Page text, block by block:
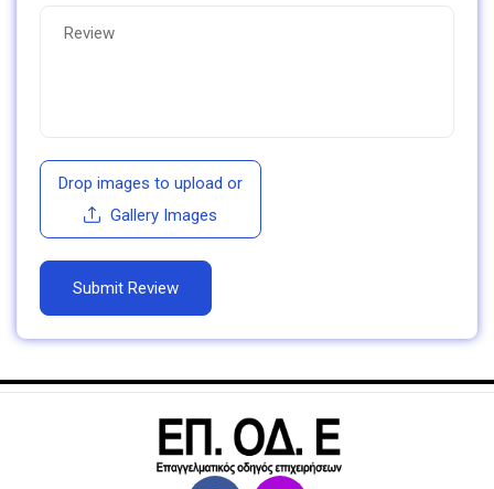
Drop images to upload or
Gallery Images